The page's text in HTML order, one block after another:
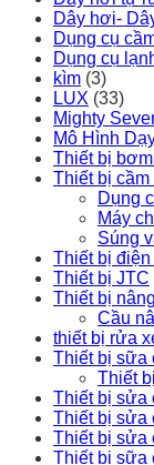
Dây hơi-
Dụng cụ
Dụng cụ
kìm (3)
LUX (33)
Mighty
Mô Hình
Thiết bị
Thiết bị
Dụng
Máy
Súng
Thiết bị điện
Thiết bị JTC
Thiết bị
Cầu
thiết bị rửa
Thiết bị sữa
Thiết
Thiết bị sửa
Thiết bị sửa
Thiết bị sửa
Thiết bị sữa